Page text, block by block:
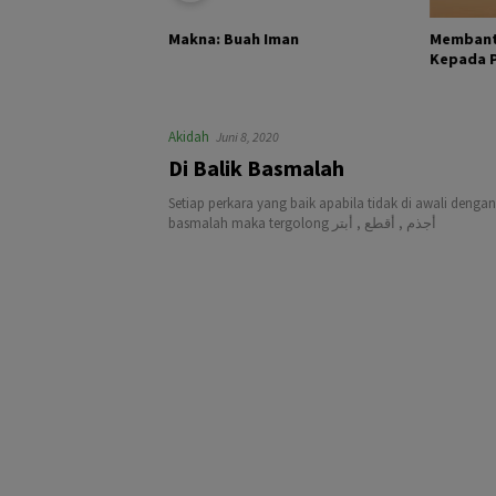
Makna: Buah Iman
Kepada
Akidah Juni 8, 2020
Di Balik Basmalah
Setiap perkara yang baik apabila tidak di awali dengan
basmalah maka tergolong أجذم , أقطع , أبتر